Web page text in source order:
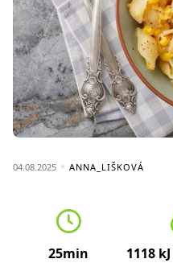
04.08.2025 ANNA_LIŠKOVÁ
25min 1118